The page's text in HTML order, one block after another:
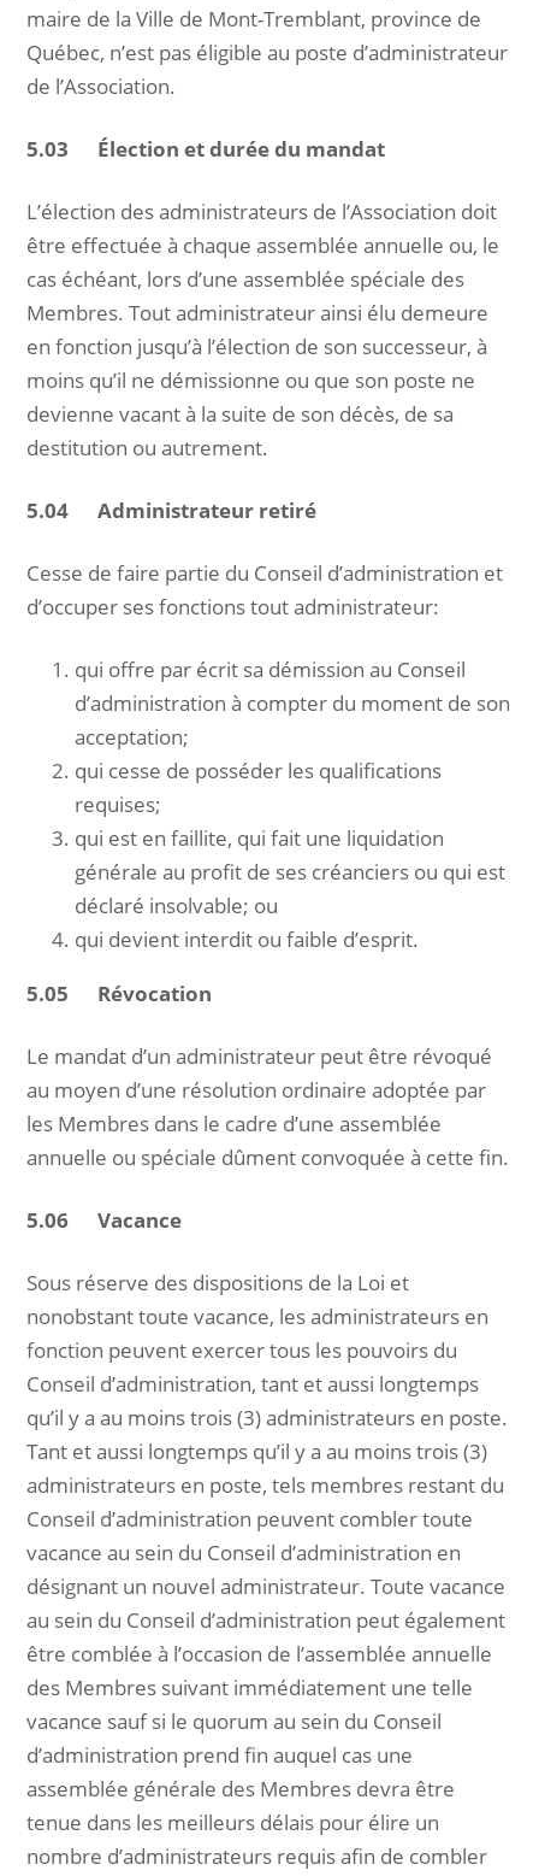
maire de la Ville de Mont-Tremblant, province de
Québec, n’est pas éligible au poste d’administrateur
de l’Association.
5.03 Élection et durée du mandat
L’élection des administrateurs de l’Association doit
être effectuée à chaque assemblée annuelle ou, le
cas échéant, lors d’une assemblée spéciale des
Membres. Tout administrateur ainsi élu demeure
en fonction jusqu’à l’élection de son successeur, à
moins qu’il ne démissionne ou que son poste ne
devienne vacant à la suite de son décès, de sa
destitution ou autrement.
5.04 Administrateur retiré
Cesse de faire partie du Conseil d’administration et
d’occuper ses fonctions tout administrateur:
qui offre par écrit sa démission au Conseil
d’administration à compter du moment de son
acceptation;
qui cesse de posséder les qualifications
requises;
qui est en faillite, qui fait une liquidation
générale au profit de ses créanciers ou qui est
déclaré insolvable; ou
qui devient interdit ou faible d’esprit.
5.05 Révocation
Le mandat d’un administrateur peut être révoqué
au moyen d’une résolution ordinaire adoptée par
les Membres dans le cadre d’une assemblée
annuelle ou spéciale dûment convoquée à cette fin.
5.06 Vacance
Sous réserve des dispositions de la Loi et
nonobstant toute vacance, les administrateurs en
fonction peuvent exercer tous les pouvoirs du
Conseil d’administration, tant et aussi longtemps
qu’il y a au moins trois (3) administrateurs en poste.
Tant et aussi longtemps qu’il y a au moins trois (3)
administrateurs en poste, tels membres restant du
Conseil d’administration peuvent combler toute
vacance au sein du Conseil d’administration en
désignant un nouvel administrateur. Toute vacance
au sein du Conseil d’administration peut également
être comblée à l’occasion de l’assemblée annuelle
des Membres suivant immédiatement une telle
vacance sauf si le quorum au sein du Conseil
d’administration prend fin auquel cas une
assemblée générale des Membres devra être
tenue dans les meilleurs délais pour élire un
nombre d’administrateurs requis afin de combler